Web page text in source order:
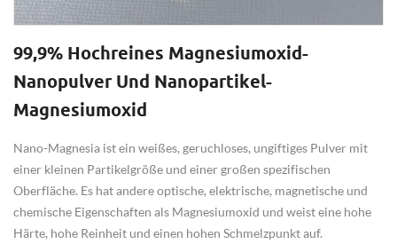
99,9% Hochreines Magnesiumoxid-
Nanopulver Und Nanopartikel-
Magnesiumoxid
Nano-Magnesia ist ein weißes, geruchloses, ungiftiges Pulver mit
einer kleinen Partikelgröße und einer großen spezifischen
Oberfläche. Es hat andere optische, elektrische, magnetische und
chemische Eigenschaften als Magnesiumoxid und weist eine hohe
Härte, hohe Reinheit und einen hohen Schmelzpunkt auf.